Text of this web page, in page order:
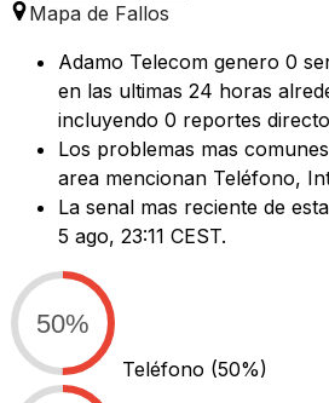
Mapa de Fallos
Adamo Telecom genero 0
en las ultimas 24 horas
incluyendo 0 reportes
Los problemas mas
area mencionan Teléfono,
La senal mas reciente de
5 ago, 23:11 CEST.
50%
Teléfono (50%)